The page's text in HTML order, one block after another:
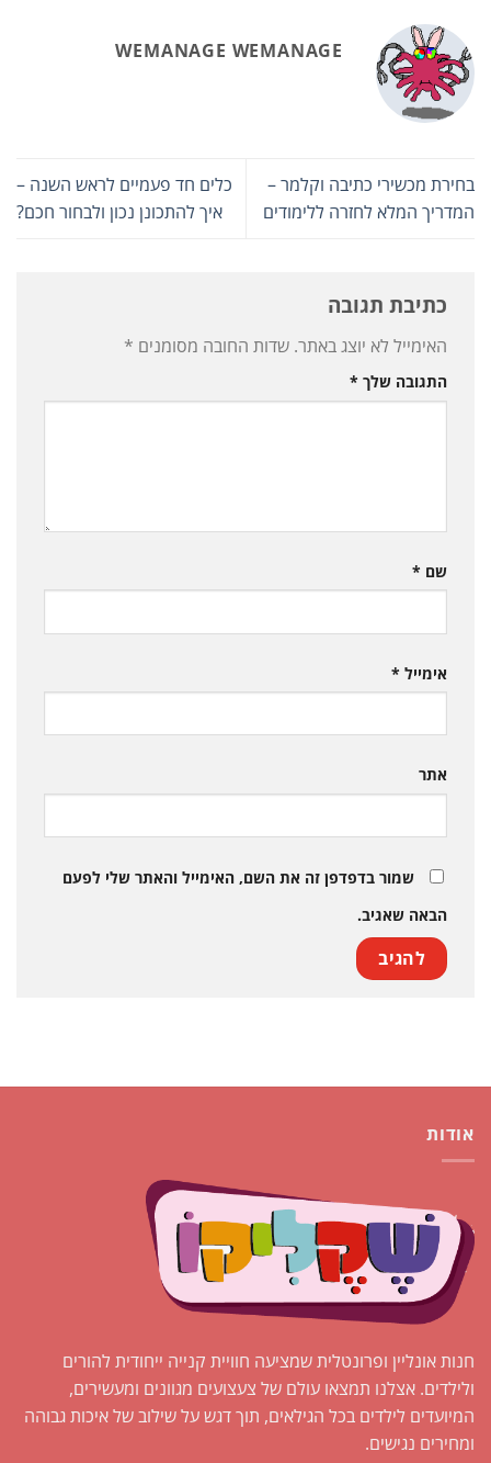
WEMANAGE WEMANAGE
בחירת מכשירי כתיבה וקלמר –
המדריך המלא לחזרה ללימודים
כלים חד פעמיים לראש השנה –
איך להתכונן נכון ולבחור חכם?
כתיבת תגובה
האימייל לא יוצג באתר. שדות החובה מסומנים *
התגובה שלך *
שם *
אימייל *
אתר
שמור בדפדפן זה את השם, האימייל והאתר שלי לפעם
הבאה שאגיב.
אודות
חנות אונליין ופרונטלית שמציעה חוויית קנייה ייחודית להורים
ולילדים. אצלנו תמצאו עולם של צעצועים מגוונים ומעשירים,
המיועדים לילדים בכל הגילאים, תוך דגש על שילוב של איכות גבוהה
ומחירים נגישים.